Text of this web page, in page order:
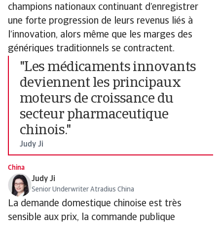
champions nationaux continuant d’enregistrer
une forte progression de leurs revenus liés à
l’innovation, alors même que les marges des
génériques traditionnels se contractent.
"Les médicaments innovants
deviennent les principaux
moteurs de croissance du
secteur pharmaceutique
chinois."
Judy Ji
China
Judy Ji
Senior Underwriter Atradius China
La demande domestique chinoise est très
sensible aux prix, la commande publique